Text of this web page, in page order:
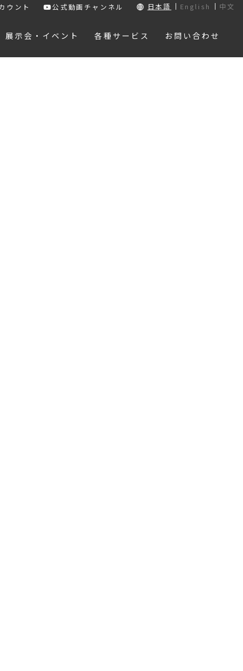
ウント 公式動画チャンネル 日本語 English 中文
展示会・イベント 各種サービス お問い合わせ